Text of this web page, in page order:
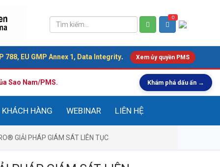
0
788, EU GMP Annex 1, Data Integrity. Xem ủy quyền PMS
Sao Nam/PMS. Khám phá dấu ấn →
KHÁCH HÀNG WEBINAR LIÊN HỆ
GIẢI PHÁP GIÁM SÁT LIÊN TỤC